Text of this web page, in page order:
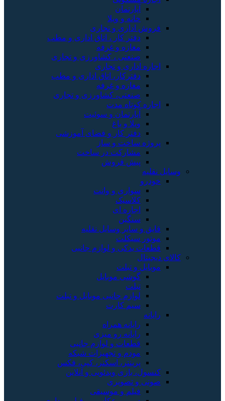
آپارتمان
خانه و ویلا
فروش اداری و تجاری
دفتر کار ، اتاق اداری و مطب
مغازه و غرفه
صنعتی ، کشاورزی و تجاری
اجاره اداری و تجاری
دفترکار، اتاق اداری و مطب
مغازه و غرفه
صنعتی، کشاورزی و تجاری
اجاره کوتاه مدت
آپارتمان و سوئیت
ویلا و باغ
دفتر کار و فضای آموزشی
پروژه ساخت و ساز
مشارکت در ساخت
پیش فروش
وسایل نقلیه
خودرو
سواری و وانت
کلاسیک
اجاره ای
سنگین
قایق و سایر وسایل نقلیه
موتور سیکلت
قطعات یدکی و لوازم جانبی
کالای دیجیتال
موبایل و تبلت
گوشی موبایل
تبلت
لوازم جانبی موبایل و تبلت
سیم کارت
رایانه
رایانه همراه
رایانه رو میزی
قطعات و لوازم جانبی
مودم و تجهیزات شبکه
پرینتر، اسکنر، کپی، فکس
کنسول، بازی‌ ویدئویی و آنلاین
صوتی و تصویری
فیلم و موسیقی